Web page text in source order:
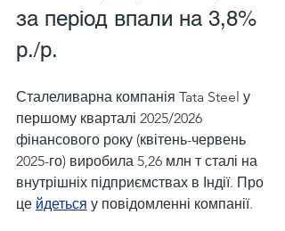
за період впали на 3,8%
р./р.
Сталеливарна компанія Tata Steel у
першому кварталі 2025/2026
фінансового року (квітень-червень
2025-го) виробила 5,26 млн т сталі на
внутрішніх підприємствах в Індії. Про
це йдеться у повідомленні компанії.